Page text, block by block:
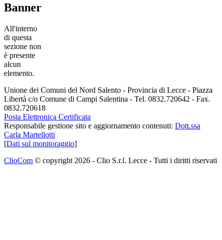
Banner
All'interno
di questa
sezione non
è presente
alcun
elemento.
Unione dei Comuni del Nord Salento - Provincia di Lecce - Piazza
Libertà c/o Comune di Campi Salentina - Tel. 0832.720642 - Fax.
0832.720618
Posta Elettronica Certificata
Responsabile gestione sito e aggiornamento contenuti: Dott.ssa
Carla Martellotti
[Dati sul monitoraggio]
ClioCom © copyright 2026 - Clio S.r.l. Lecce - Tutti i diritti riservati